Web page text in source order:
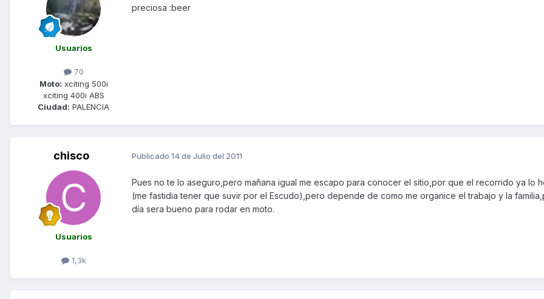
Usuarios
70
Moto: xciting 500i
xciting 400i ABS
Ciudad: PALENCIA
preciosa :beer
chisco
Usuarios
1,3k
Publicado 14 de Julio del 2011
Pues no te lo aseguro,pero mañana igual me escapo para conocer el sitio,por que el recorrido ya lo
(me fastidia tener que suvir por el Escudo),pero depende de como me organice el trabajo y la
día sera bueno para rodar en moto.